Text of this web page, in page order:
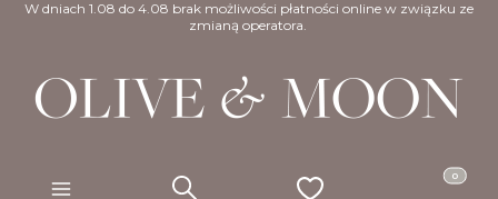
W dniach 1.08 do 4.08 brak możliwości płatności online w związku ze
zmianą operatora.
Menu Szukaj Ulubione Produkty
Koszyk